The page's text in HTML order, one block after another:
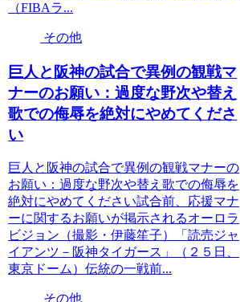
（FIBAラ...
その他
巨人と阪神の試合で異例の観戦マ
ナーのお願い：過度な野次や替え
歌での侮辱を絶対にやめてくださ
い
巨人と阪神の試合で異例の観戦マナーの
お願い：過度な野次や替え歌での侮辱を
絶対にやめてください試合前、応援マナ
ーに関するお願いが掲示されるオーロラ
ビジョン（撮影・伊藤笙子）「読売ジャ
イアンツ－阪神タイガース」（２５日、
東京ドーム）伝統の一戦前...
その他